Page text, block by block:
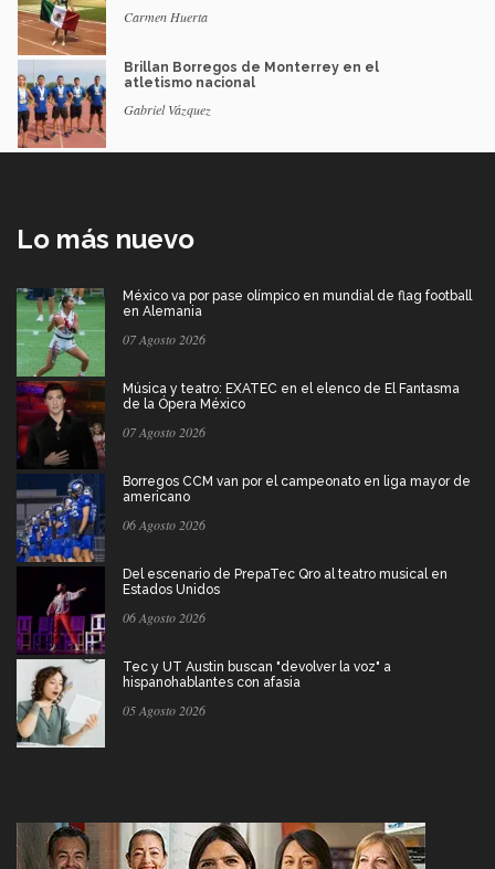
Carmen Huerta
Brillan Borregos de Monterrey en el
atletismo nacional
Gabriel Vázquez
Lo más nuevo
México va por pase olímpico en mundial de flag football
en Alemania
07 Agosto 2026
Música y teatro: EXATEC en el elenco de El Fantasma
de la Ópera México
07 Agosto 2026
Borregos CCM van por el campeonato en liga mayor de
americano
06 Agosto 2026
Del escenario de PrepaTec Qro al teatro musical en
Estados Unidos
06 Agosto 2026
Tec y UT Austin buscan "devolver la voz" a
hispanohablantes con afasia
05 Agosto 2026